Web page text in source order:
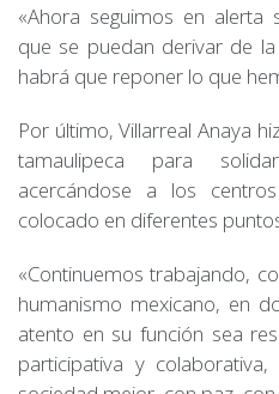
«Ahora seguimos en alerta
que se puedan derivar de
habrá que reponer lo que
Por último, Villarreal Anaya
tamaulipeca para
acercándose a los
colocado en diferentes
«Continuemos trabajando,
humanismo mexicano, en
atento en su función sea
participativa y